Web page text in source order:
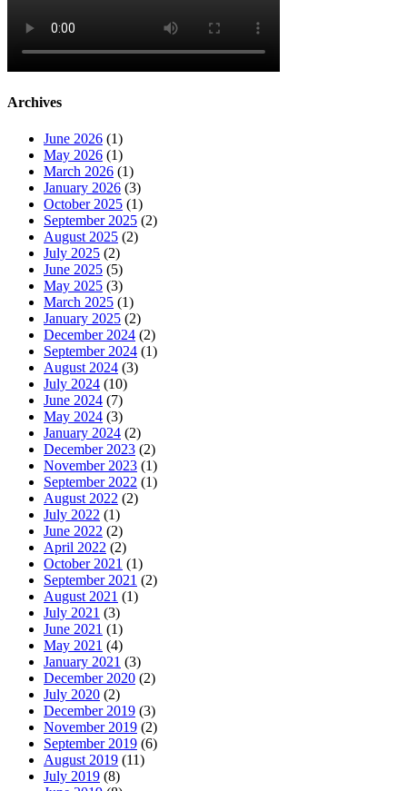
Archives
June 2026 (1)
May 2026 (1)
March 2026 (1)
January 2026 (3)
October 2025 (1)
September 2025 (2)
August 2025 (2)
July 2025 (2)
June 2025 (5)
May 2025 (3)
March 2025 (1)
January 2025 (2)
December 2024 (2)
September 2024 (1)
August 2024 (3)
July 2024 (10)
June 2024 (7)
May 2024 (3)
January 2024 (2)
December 2023 (2)
November 2023 (1)
September 2022 (1)
August 2022 (2)
July 2022 (1)
June 2022 (2)
April 2022 (2)
October 2021 (1)
September 2021 (2)
August 2021 (1)
July 2021 (3)
June 2021 (1)
May 2021 (4)
January 2021 (3)
December 2020 (2)
July 2020 (2)
December 2019 (3)
November 2019 (2)
September 2019 (6)
August 2019 (11)
July 2019 (8)